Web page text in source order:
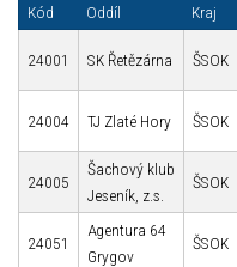
Kód Oddíl Kraj
24001 SK Řetězárna ŠSOK
24004 TJ Zlaté Hory ŠSOK
24005
Šachový klub
Jeseník, z.s.
ŠSOK
24051
Agentura 64
Grygov
ŠSOK